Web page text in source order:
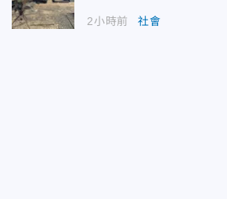
2小時前 社會